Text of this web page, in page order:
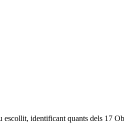
identificant quants dels 17